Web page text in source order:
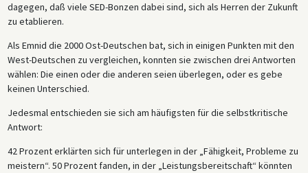
dagegen, daß viele SED-Bonzen dabei sind, sich als Herren der Zukunft
zu etablieren.
Als Emnid die 2000 Ost-Deutschen bat, sich in einigen Punkten mit den
West-Deutschen zu vergleichen, konnten sie zwischen drei Antworten
wählen: Die einen oder die anderen seien überlegen, oder es gebe
keinen Unterschied.
Jedesmal entschieden sie sich am häufigsten für die selbstkritische
Antwort:
42 Prozent erklärten sich für unterlegen in der „Fähigkeit, Probleme zu
meistern“. 50 Prozent fanden, in der „Leistungsbereitschaft“ könnten